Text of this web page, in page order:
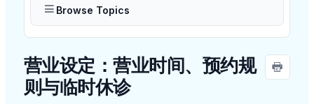
Browse Topics
营业设定：营业时间、预约规
则与临时休诊